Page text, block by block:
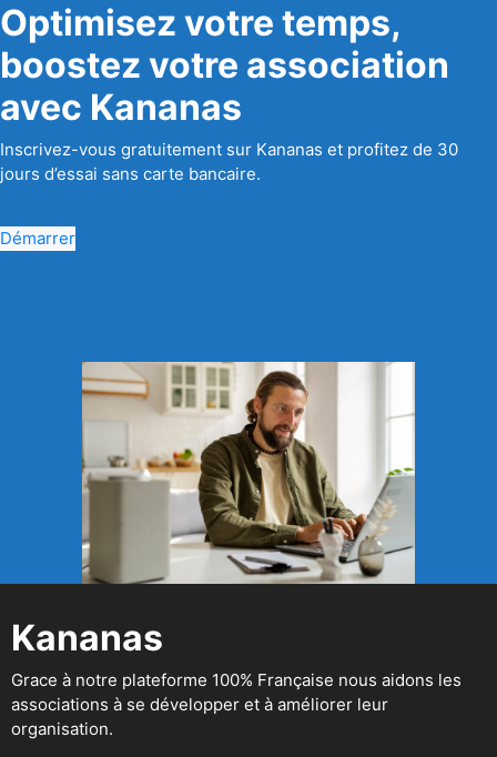
Optimisez votre temps,
boostez votre association
avec Kananas
Inscrivez-vous gratuitement sur Kananas et profitez de 30
jours d’essai sans carte bancaire.
Démarrer
Kananas
Grace à notre plateforme 100% Française nous aidons les
associations à se développer et à améliorer leur
organisation.